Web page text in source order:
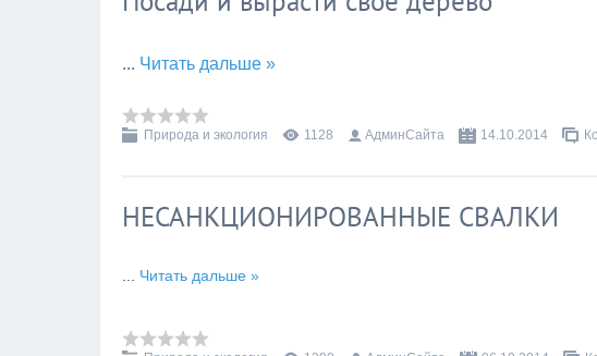
... Читать дальше »
Природа и экология 1128 АдминСайта 14.10.2014
НЕСАНКЦИОНИРОВАННЫЕ СВАЛКИ
Читать дальше »